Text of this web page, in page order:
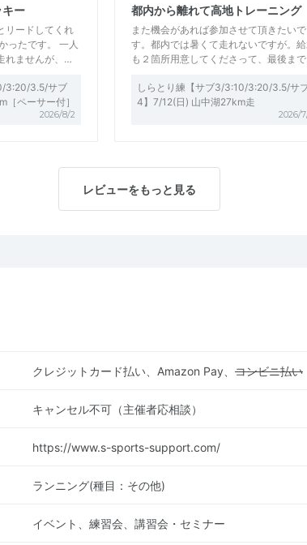
ー
リードしてくれ
ったです。 一人
れませんが、…
3:20/3.5/サブ
ペーサー付］
2026/8/2
都内から離れて高地トレーニング
また機会があれば参加させて頂きたいで
す。都内では暑くて走れないですが。
も２箇所用意してくださって、最後ま
しらとり練【サブ3/3:10/3:20/3.5/サ
4】7/12(日) 山中湖27km走
2026/
レビューをもっと見る
クレジットカード払い、Amazon Pay、 コンビニ払い
キャンセル不可（主催者応相談）
https://www.s-sports-support.com/
ランニング(種目：その他)
イベント、練習会、講習会・セミナー